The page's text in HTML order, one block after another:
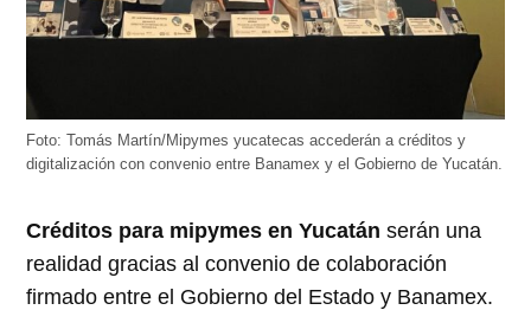
Foto: Tomás Martín/Mipymes yucatecas accederán a créditos y
digitalización con convenio entre Banamex y el Gobierno de Yucatán.
Créditos para mipymes en Yucatán serán una
realidad gracias al convenio de colaboración
firmado entre el Gobierno del Estado y Banamex.